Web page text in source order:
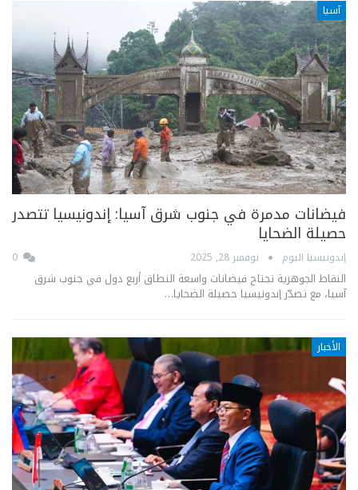
آسيا
فيضانات مدمرة في جنوب شرق آسيا: إندونيسيا تتصدر
حصيلة الضحايا
إندونيسيا اليوم نوفمبر 28, 2025
النقاط الجوهرية تجتاح فيضانات واسعة النطاق أربع دول في جنوب شرق
آسيا، مع تصدّر إندونيسيا حصيلة الضحايا…
الأخبار